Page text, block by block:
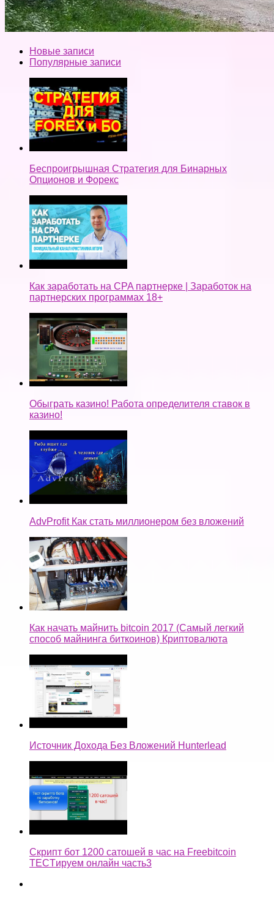
Новые записи
Популярные записи
Беспроигрышная Стратегия для Бинарных
Опционов и Форекс
Как заработать на CPA партнерке | Заработок на
партнерских программах 18+
Обыграть казино! Работа определителя ставок в
казино!
AdvProfit Как стать миллионером без вложений
Как начать майнить bitcoin 2017 (Самый легкий
способ майнинга биткоинов) Криптовалюта
Источник Дохода Без Вложений Hunterlead
Скрипт бот 1200 сатошей в час на Freebitcoin
TECTируем онлайн часть3